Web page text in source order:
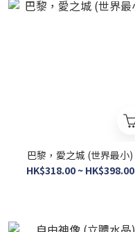
巴黎，愛之城 (世界最小)
HK$318.00 ~ HK$398.00